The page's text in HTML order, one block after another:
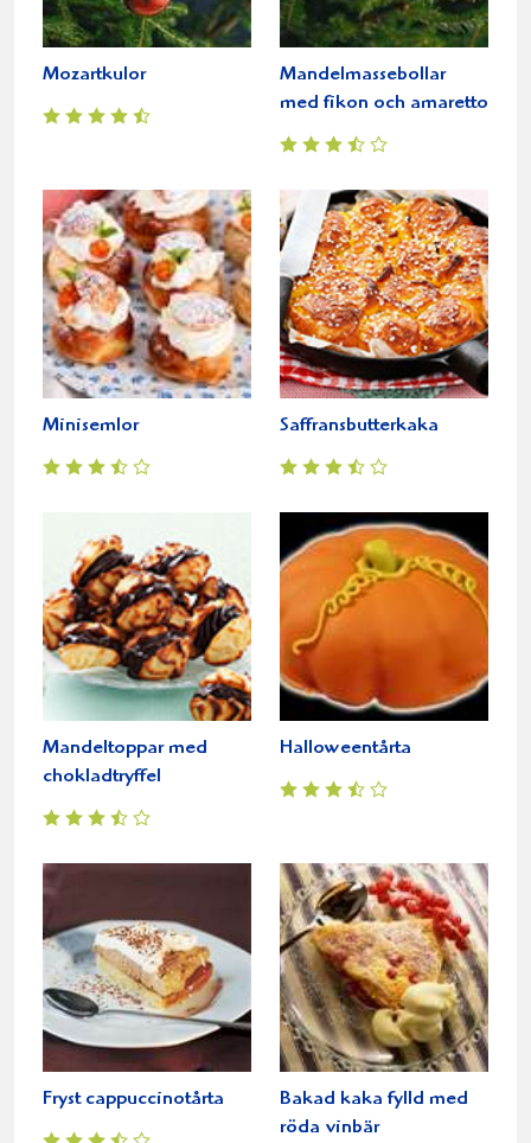
Mozartkulor
Mandelmassebollar
med fikon och amaretto
Minisemlor Saffransbutterkaka
Mandeltoppar med
chokladtryffel
Halloweentårta
Fryst cappuccinotårta
Bakad kaka fylld med
röda vinbär